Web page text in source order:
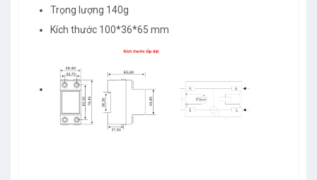
Trọng lượng 140g
Kích thước 100*36*65 mm